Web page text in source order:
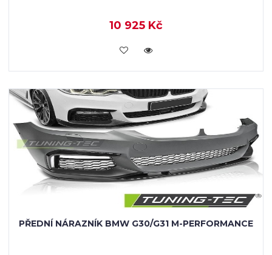
10 925 Kč
KOUPIT
PŘEDNÍ NÁRAZNÍK BMW G30/G31 M-PERFORMANCE